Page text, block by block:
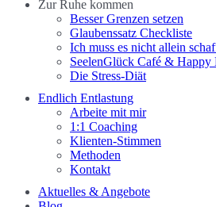
Zur Ruhe kommen
Besser Grenzen setzen
Glaubenssatz Checkliste
Ich muss es nicht allein
SeelenGlück Café & Happy
Die Stress-Diät
Endlich Entlastung
Arbeite mit mir
1:1 Coaching
Klienten-Stimmen
Methoden
Kontakt
Aktuelles & Angebote